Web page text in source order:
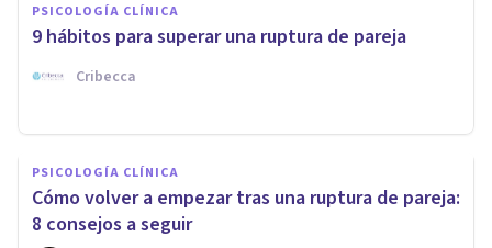
PSICOLOGÍA CLÍNICA
9 hábitos para superar una ruptura de pareja
Cribecca
PSICOLOGÍA CLÍNICA
Cómo volver a empezar tras una ruptura de pareja:
8 consejos a seguir
8 hábitos para gestionar el
duelo por ruptura de pareja